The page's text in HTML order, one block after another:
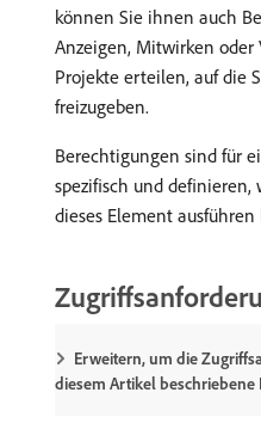
können Sie ihnen auch
Anzeigen, Mitwirken
Projekte erteilen, auf die
freizugeben.
Berechtigungen sind für
spezifisch und
dieses Element ausführen
Erweitern, um die
diesem Artikel